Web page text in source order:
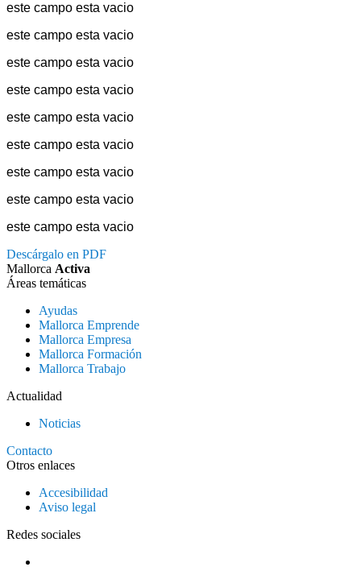
este campo esta vacio
este campo esta vacio
este campo esta vacio
este campo esta vacio
este campo esta vacio
este campo esta vacio
este campo esta vacio
este campo esta vacio
este campo esta vacio
Descárgalo en PDF
Mallorca Activa
Áreas temáticas
Ayudas
Mallorca Emprende
Mallorca Empresa
Mallorca Formación
Mallorca Trabajo
Actualidad
Noticias
Contacto
Otros enlaces
Accesibilidad
Aviso legal
Redes sociales